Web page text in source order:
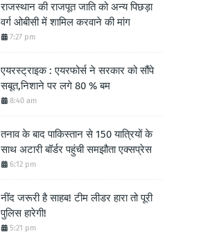
राजस्थान की राजपूत जाति को अन्य पिछड़ा
वर्ग ओबीसी में शामिल करवाने की मांग
7:27 pm
एयरस्ट्राइक : एयरफोर्स ने सरकार को सौंपे
सबूत,निशाने पर लगे 80 % बम
8:40 am
तनाव के बाद पाकिस्तान से 150 यात्रियों के
साथ अटारी बॉर्डर पहुंची समझौता एक्सप्रेस
6:12 pm
नींद जरूरी है साहब! टीम लीडर हारा तो पूरी
पुलिस हारेगी!
5:21 pm